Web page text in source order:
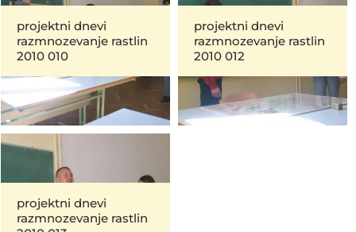
projektni dnevi
razmnozevanje rastlin
2010 010
projektni dnevi
razmnozevanje rastlin
2010 012
projektni dnevi
razmnozevanje rastlin